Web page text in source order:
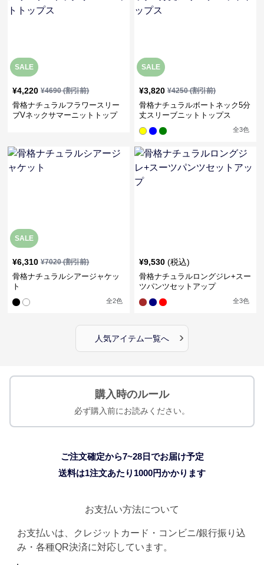
SALE
¥4,220 ¥4690(割引前)
骨格ナチュラルフラワースリー
ブVネックサマーニットトップ
SALE
¥3,820 ¥4250(割引前)
骨格ナチュラルボートネック5分
丈スリーブニットトップス
全3色
SALE
¥6,310 ¥7020(割引前)
骨格ナチュラルシアージャケッ
ト
全2色
¥9,530 (税込)
骨格ナチュラルロングジレ+スー
ツパンツセットアップ
全3色
人気アイテム一覧へ ›
購入時のルール
必ず購入前にお読みください。
ご注文確定から7~28日でお届け予定
送料は1注文あたり 1000円かかります
お支払い方法について
お支払いは、クレジットカード・コンビニ/銀行振り込
み・各種QR決済に対応しています。